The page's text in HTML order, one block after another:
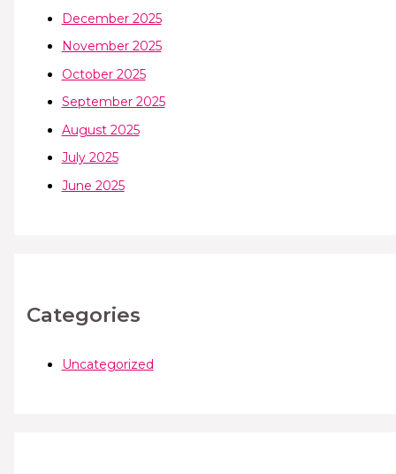
December 2025
November 2025
October 2025
September 2025
August 2025
July 2025
June 2025
Categories
Uncategorized